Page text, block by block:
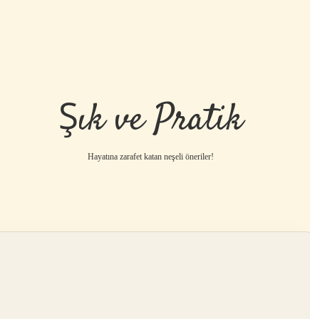
Şık ve Pratik
Hayatına zarafet katan neşeli öneriler!